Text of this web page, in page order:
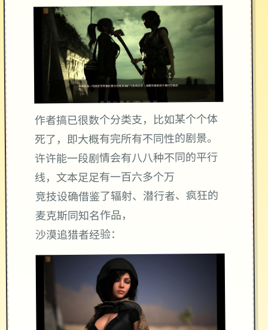
作者搞已很数个分类支，比如某个个体
死了，即大概有完所有不同性的剧景。
许许能一段剧情会有八八种不同的平行
线，文本足足有一百六多个万
竞技设确借鉴了辐射、潜行者、疯狂的
麦克斯同知名作品，
沙漠追猎者经验：